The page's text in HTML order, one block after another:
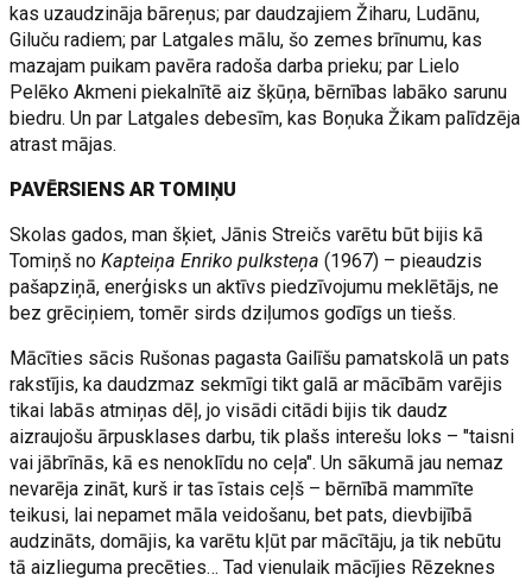
kas uzaudzināja bāreņus; par daudzajiem Žiharu, Ludānu,
Giluču radiem; par Latgales mālu, šo zemes brīnumu, kas
mazajam puikam pavēra radoša darba prieku; par Lielo
Pelēko Akmeni piekalnītē aiz šķūņa, bērnības labāko sarunu
biedru. Un par Latgales debesīm, kas Boņuka Žikam palīdzēja
atrast mājas.
PAVĒRSIENS AR TOMIŅU
Skolas gados, man šķiet, Jānis Streičs varētu būt bijis kā
Tomiņš no Kapteiņa Enriko pulksteņa(1967) – pieaudzis
pašapziņā, enerģisks un aktīvs piedzīvojumu meklētājs, ne
bez grēciņiem, tomēr sirds dziļumos godīgs un tiešs.
Mācīties sācis Rušonas pagasta Gailīšu pamatskolā un pats
rakstījis, ka daudzmaz sekmīgi tikt galā ar mācībām varējis
tikai labās atmiņas dēļ, jo visādi citādi bijis tik daudz
aizraujošu ārpusklases darbu, tik plašs interešu loks – "taisni
vai jābrīnās, kā es nenoklīdu no ceļa". Un sākumā jau nemaz
nevarēja zināt, kurš ir tas īstais ceļš – bērnībā mammīte
teikusi, lai nepamet māla veidošanu, bet pats, dievbijībā
audzināts, domājis, ka varētu kļūt par mācītāju, ja tik nebūtu
tā aizlieguma precēties… Tad vienulaik mācījies Rēzeknes